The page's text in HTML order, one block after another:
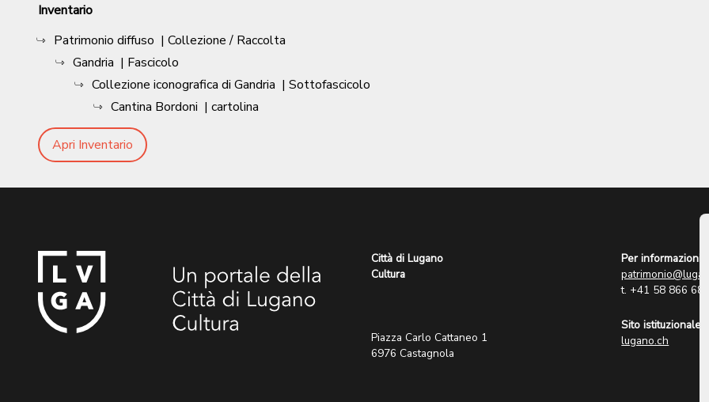
Inventario
Patrimonio diffuso | Collezione / Raccolta
Gandria | Fascicolo
Collezione iconografica di Gandria | Sottofascicolo
Cantina Bordoni | cartolina
Apri Inventario
Città di Lugano
Cultura
Piazza Carlo Cattaneo 1
6976 Castagnola
Per informazioni:
t. +41 58 866 68
Sito istituzionale:
lugano.ch